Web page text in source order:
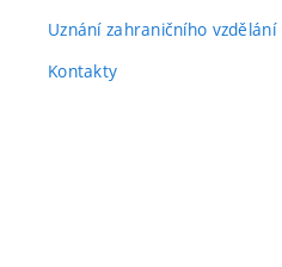
Uznání zahraničního vzdělání
Kontakty